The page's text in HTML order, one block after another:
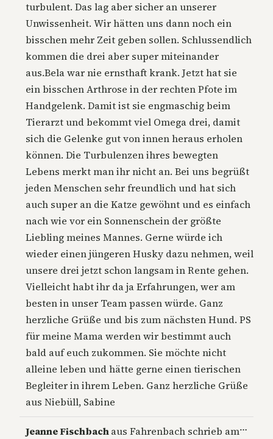
turbulent. Das lag aber sicher an unserer
Unwissenheit. Wir hätten uns dann noch ein
bisschen mehr Zeit geben sollen. Schlussendlich
kommen die drei aber super miteinander
aus.Bela war nie ernsthaft krank. Jetzt hat sie
ein bisschen Arthrose in der rechten Pfote im
Handgelenk. Damit ist sie engmaschig beim
Tierarzt und bekommt viel Omega drei, damit
sich die Gelenke gut von innen heraus erholen
können. Die Turbulenzen ihres bewegten
Lebens merkt man ihr nicht an. Bei uns begrüßt
jeden Menschen sehr freundlich und hat sich
auch super an die Katze gewöhnt und es einfach
nach wie vor ein Sonnenschein der größte
Liebling meines Mannes. Gerne würde ich
wieder einen jüngeren Husky dazu nehmen, weil
unsere drei jetzt schon langsam in Rente gehen.
Vielleicht habt ihr da ja Erfahrungen, wer am
besten in unser Team passen würde. Ganz
herzliche Grüße und bis zum nächsten Hund. PS
für meine Mama werden wir bestimmt auch
bald auf euch zukommen. Sie möchte nicht
alleine leben und hätte gerne einen tierischen
Begleiter in ihrem Leben. Ganz herzliche Grüße
aus Niebüll, Sabine
Jeanne Fischbachaus Fahrenbach schrieb am…